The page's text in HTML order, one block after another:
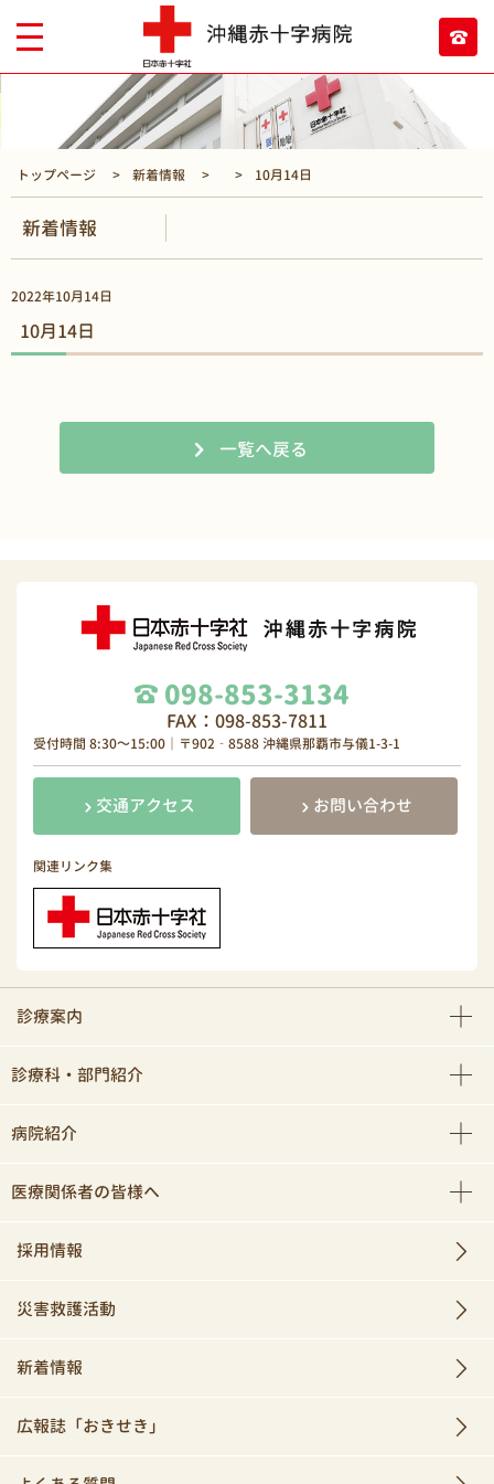
トップページ 新着情報 10月14日
新着情報
2022年10月14日
10月14日
一覧へ戻る
098-853-3134
FAX：098-853-7811
受付時間 8:30～15:00｜〒902‐8588 沖縄県那覇市与儀1-3-1
交通アクセス お問い合わせ
関連リンク集
診療案内
診療科・部門紹介
病院紹介
医療関係者の皆様へ
採用情報
災害救護活動
新着情報
広報誌「おきせき」